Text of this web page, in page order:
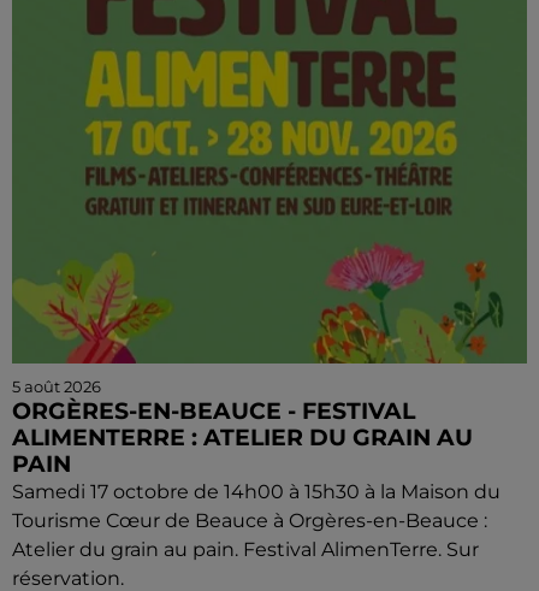
5 août 2026
ORGÈRES-EN-BEAUCE - FESTIVAL
ALIMENTERRE : ATELIER DU GRAIN AU
PAIN
Samedi 17 octobre de 14h00 à 15h30 à la Maison du
Tourisme Cœur de Beauce à Orgères-en-Beauce :
Atelier du grain au pain. Festival AlimenTerre. Sur
réservation.